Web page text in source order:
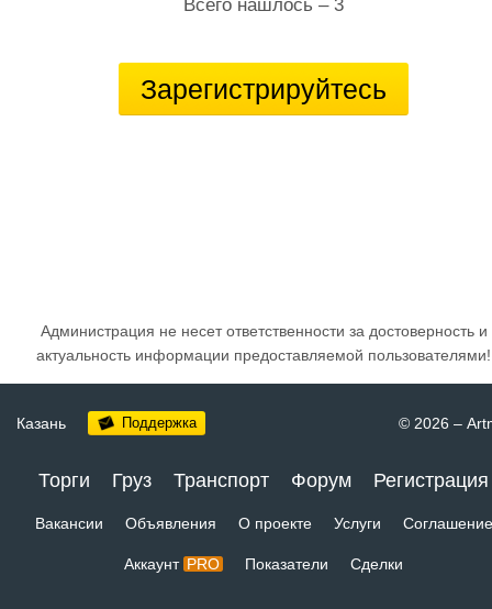
Всего нашлось – 3
Зарегистрируйтесь
Администрация не несет ответственности за достоверность и
актуальность информации предоставляемой пользователями!
Казань Поддержка © 2026 –
Торги Груз Транспорт Форум Регистрация
Вакансии Объявления О проекте Услуги Соглашение
Аккаунт PRO Показатели Сделки